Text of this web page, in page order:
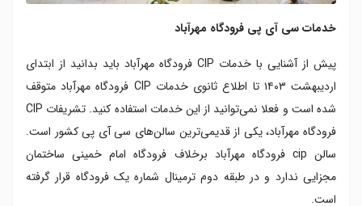
خدمات سی آی پی فرودگاه مهرآباد
پیش از آشنایی با خدمات CIP فرودگاه مهرآباد باید بدانید از ابتدای
اردیبهشت ۱۴۰۳ تا اطلاع ثانوی خدمات CIP فرودگاه مهرآباد متوقف
شده است و فعلا نمی‌توانید از این خدمات استفاده کنید. تشریفات CIP
فرودگاه مهرآباد، یکی از قدیمی‌ترین سالن‌های سی آی پی کشور است.
سالن cip فرودگاه مهرآباد برخلاف فرودگاه امام خمینی ساختمان
مجزایی ندارد و در طبقه دوم ترمینال شماره یک فرودگاه قرار گرفته
است.